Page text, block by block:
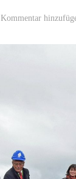
Kommentar